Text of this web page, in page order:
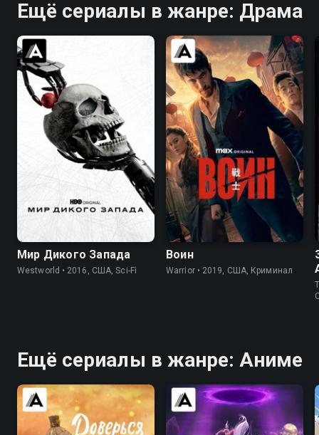
Ещё сериалы в жанре: Драма
8.4
Мир Дикого Запада
Westworld • 2016, США, Sci-Fi
8.2 8.4
Воин
Warrior • 2019, США, Криминал
Ещё сериалы в жанре: Аниме